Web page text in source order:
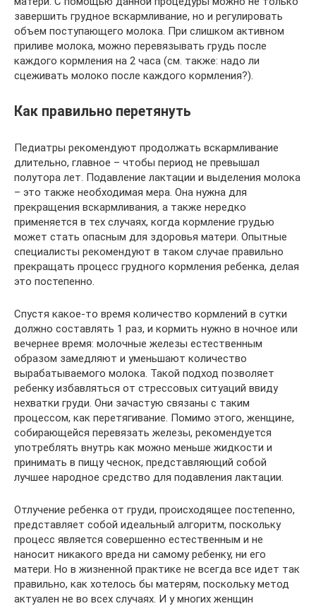
завершить грудное вскармливание, но и регулировать
объем поступающего молока. При слишком активном
приливе молока, можно перевязывать грудь после
каждого кормления на 2 часа (см. также: надо ли
сцеживать молоко после каждого кормления?).
Как правильно перетянуть
Педиатры рекомендуют продолжать вскармливание
длительно, главное – чтобы период не превышал
полутора лет. Подавление лактации и выделения молока
– это также необходимая мера. Она нужна для
прекращения вскармливания, а также нередко
применяется в тех случаях, когда кормление грудью
может стать опасным для здоровья матери. Опытные
специалисты рекомендуют в таком случае правильно
прекращать процесс грудного кормления ребенка, делая
это постепенно.
Спустя какое-то время количество кормлений в сутки
должно составлять 1 раз, и кормить нужно в ночное или
вечернее время: молочные железы естественным
образом замедляют и уменьшают количество
вырабатываемого молока. Такой подход позволяет
ребенку избавляться от стрессовых ситуаций ввиду
нехватки груди. Они зачастую связаны с таким
процессом, как перетягивание. Помимо этого, женщине,
собирающейся перевязать железы, рекомендуется
употреблять внутрь как можно меньше жидкости и
принимать в пищу чеснок, представляющий собой
лучшее народное средство для подавления лактации.
Отлучение ребенка от груди, происходящее постепенно,
представляет собой идеальный алгоритм, поскольку
процесс является совершенно естественным и не
наносит никакого вреда ни самому ребенку, ни его
матери. Но в жизненной практике не всегда все идет так
правильно, как хотелось бы матерям, поскольку метод
актуален не во всех случаях. И у многих женщин